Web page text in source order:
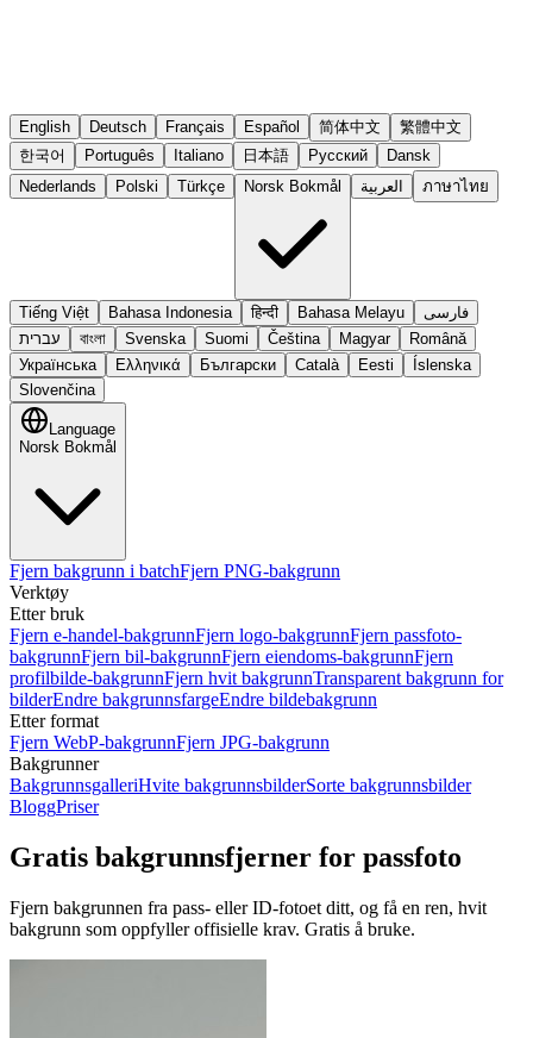
English Deutsch Français Español 简体中文
繁體中文
한국어
Português Italiano 日本語 Русский
Dansk
Nederlands
Polski Türkçe Norsk Bokmål العربية ภาษาไทย
Tiếng Việt Bahasa Indonesia हिन्दी Bahasa Melayu
فارسی
עברית
বাংলা Svenska Suomi Čeština Magyar
Română
Українська
Ελληνικά Български Català Eesti
Íslenska
Slovenčina
Language
Norsk Bokmål
Fjern bakgrunn i batchFjern PNG-bakgrunn
Verktøy
Etter bruk
Fjern e-handel-bakgrunnFjern logo-bakgrunnFjern passfoto-
bakgrunnFjern bil-bakgrunnFjern eiendoms-bakgrunnFjern
profilbilde-bakgrunnFjern hvit bakgrunnTransparent bakgrunn for
bilderEndre bakgrunnsfargeEndre bildebakgrunn
Etter format
Fjern WebP-bakgrunnFjern JPG-bakgrunn
Bakgrunner
BakgrunnsgalleriHvite bakgrunnsbilderSorte bakgrunnsbilder
BloggPriser
Gratis bakgrunnsfjerner for passfoto
Fjern bakgrunnen fra pass- eller ID-fotoet ditt, og få en ren, hvit
bakgrunn som oppfyller offisielle krav. Gratis å bruke.